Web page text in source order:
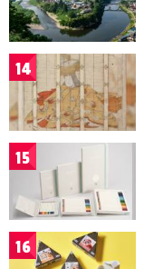
14
15
16